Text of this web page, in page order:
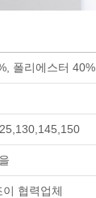
폴리에스터 40%
이 협력업체